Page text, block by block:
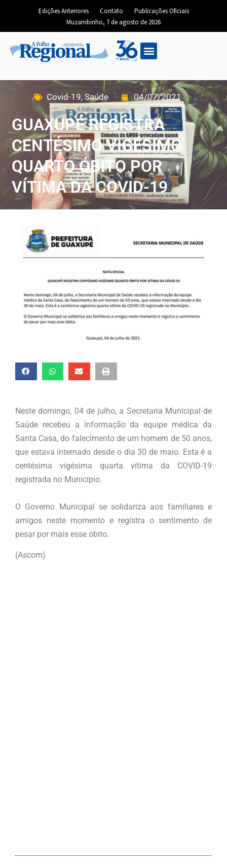
Edições Anteriores Contato
Publicações Oficiais
Muzambinho, 7 de agosto de 2026
Covid-19,Saúde 04/07/2021
GUAXUPÉ REGISTRA
CENTÉSIMO VIGÉSIMO
QUARTO ÓBITO POR
VÍTIMA DA COVID-19
Neste domingo, 04 de julho, a Secretaria Municipal de
Saúde recebeu a informação da equipe médica da
Santa Casa, do falecimento de um homem de 50 anos,
que estava internado desde o dia 30 de maio. Esta é a
centésima vigésima quarta vítima da COVID-19
registrada no Município.
O Governo Municipal se solidariza aos familiares e
amigos neste momento e registra o sentimento de
pesar por mais esse óbito.
(Ascom)